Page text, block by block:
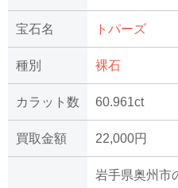
宝石名 トパーズ
種別 裸石
カラット数 60.961ct
買取金額 22,000円
岩手県奥州市